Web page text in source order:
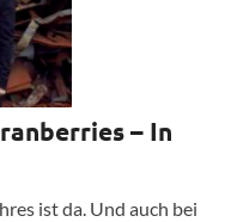
– In
ist da. Und auch bei